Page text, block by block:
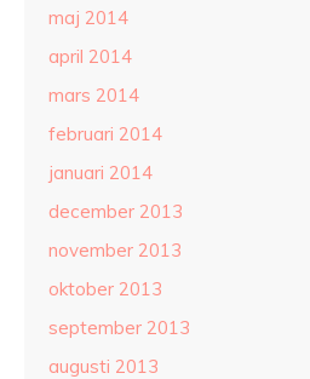
maj 2014
april 2014
mars 2014
februari 2014
januari 2014
december 2013
november 2013
oktober 2013
september 2013
augusti 2013